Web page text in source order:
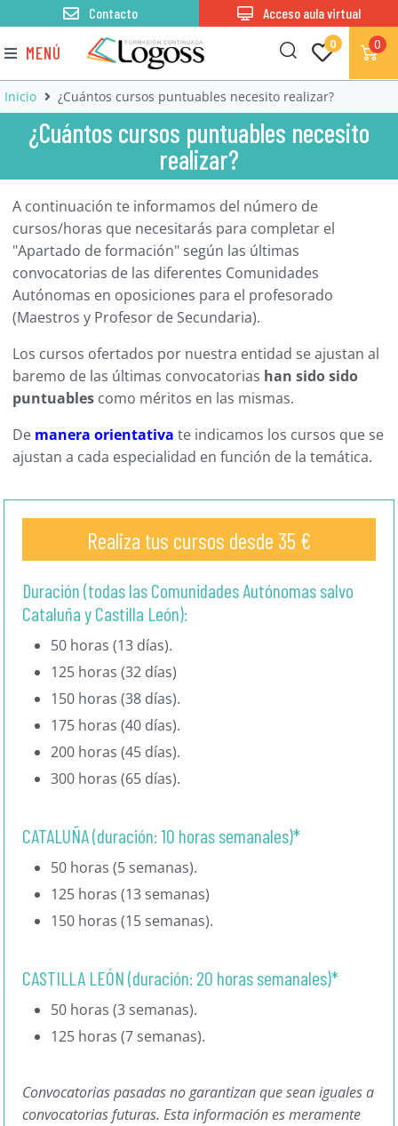
MENÚ 0 0
Contacto Acceso aula virtual
Inicio ¿Cuántos cursos puntuables necesito realizar?
¿Cuántos cursos puntuables necesito
realizar?
A continuación te informamos del número de
cursos/horas que necesitarás para completar el
"Apartado de formación" según las últimas
convocatorias de las diferentes Comunidades
Autónomas en oposiciones para el profesorado
(Maestros y Profesor de Secundaria).
Los cursos ofertados por nuestra entidad se ajustan al
baremo de las últimas convocatorias han sido sido
puntuables como méritos en las mismas.
De manera orientativa te indicamos los cursos que se
ajustan a cada especialidad en función de la temática.
Realiza tus cursos desde 35 €
Duración (todas las Comunidades Autónomas salvo
Cataluña y Castilla León):
50 horas (13 días).
125 horas (32 días)
150 horas (38 días).
175 horas (40 días).
200 horas (45 días).
300 horas (65 días).
CATALUÑA (duración: 10 horas semanales)*
50 horas (5 semanas).
125 horas (13 semanas)
150 horas (15 semanas).
CASTILLA LEÓN (duración: 20 horas semanales)*
50 horas (3 semanas).
125 horas (7 semanas).
Convocatorias pasadas no garantizan que sean iguales a
convocatorias futuras. Esta información es meramente